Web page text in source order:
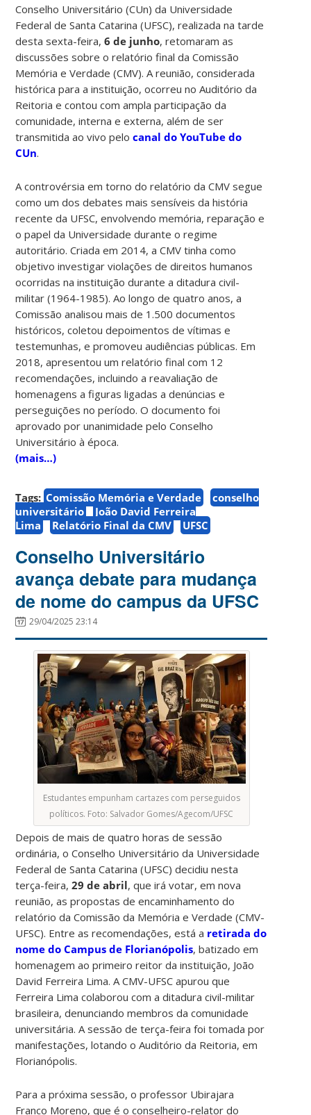
Conselho Universitário (CUn) da Universidade
Federal de Santa Catarina (UFSC), realizada na tarde
desta sexta-feira,6 de junho, retomaram as
discussões sobre o relatório final da Comissão
Memória e Verdade (CMV). A reunião, considerada
histórica para a instituição, ocorreu no Auditório da
Reitoria e contou com ampla participação da
comunidade, interna e externa, além de ser
transmitida ao vivo pelocanal do YouTube do
CUn.
A controvérsia em torno do relatório da CMV segue
como um dos debates mais sensíveis da história
recente da UFSC, envolvendo memória, reparação e
o papel da Universidade durante o regime
autoritário. Criada em 2014, a CMV tinha como
objetivo investigar violações de direitos humanos
ocorridas na instituição durante a ditadura civil-
militar (1964-1985). Ao longo de quatro anos, a
Comissão analisou mais de 1.500 documentos
históricos, coletou depoimentos de vítimas e
testemunhas, e promoveu audiências públicas. Em
2018, apresentou um relatório final com 12
recomendações, incluindo a reavaliação de
homenagens a figuras ligadas a denúncias e
perseguições no período. O documento foi
aprovado por unanimidade pelo Conselho
Universitário à época.
(mais…)
Tags: Comissão Memória e Verdade
conselho
universitário
João David Ferreira
Lima
Relatório Final da CMV UFSC
Conselho Universitário
avança debate para mudança
de nome do campus da UFSC
29/04/2025 23:14
Estudantes empunham cartazes com perseguidos
políticos. Foto: Salvador Gomes/Agecom/UFSC
Depois de mais de quatro horas de sessão
ordinária, o Conselho Universitário da Universidade
Federal de Santa Catarina (UFSC) decidiu nesta
terça-feira,29 de abril, que irá votar, em nova
reunião, as propostas de encaminhamento do
relatório da Comissão da Memória e Verdade (CMV-
UFSC). Entre as recomendações, está a retirada do
nome do Campus de Florianópolis, batizado em
homenagem ao primeiro reitor da instituição, João
David Ferreira Lima. A CMV-UFSC apurou que
Ferreira Lima colaborou com a ditadura civil-militar
brasileira, denunciando membros da comunidade
universitária. A sessão de terça-feira foi tomada por
manifestações, lotando o Auditório da Reitoria, em
Florianópolis.
Para a próxima sessão, o professor Ubirajara
Franco Moreno, que é o conselheiro-relator do